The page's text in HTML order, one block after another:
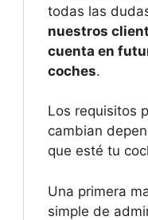
todas las
nuestros
cuenta en
coches.
Los requisitos
cambian
que esté tu
Una primera
simple de